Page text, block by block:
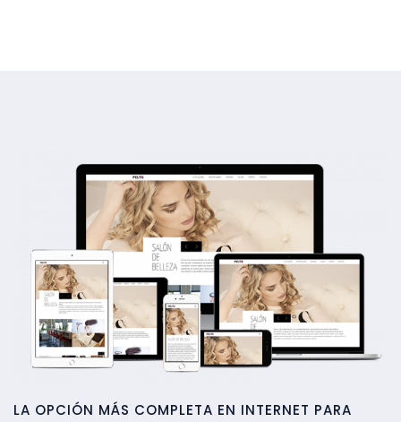
LA OPCIÓN MÁS COMPLETA EN INTERNET PARA